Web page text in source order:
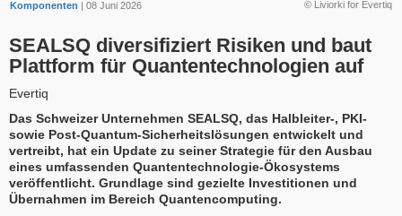
© Liviorki for Evertiq
Komponenten | 08 Juni 2026
SEALSQ diversifiziert Risiken und baut
Plattform für Quantentechnologien auf
Evertiq
Das Schweizer Unternehmen SEALSQ, das Halbleiter-, PKI-
sowie Post-Quantum-Sicherheitslösungen entwickelt und
vertreibt, hat ein Update zu seiner Strategie für den Ausbau
eines umfassenden Quantentechnologie-Ökosystems
veröffentlicht. Grundlage sind gezielte Investitionen und
Übernahmen im Bereich Quantencomputing.